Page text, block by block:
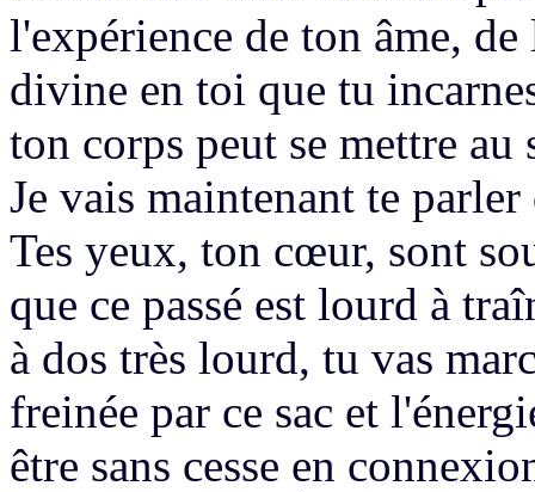
l'expérience de ton âme,
divine en toi que tu
ton corps peut se mettre
Je vais maintenant te parler
Tes yeux, ton cœur, sont
que ce passé est lourd à
à dos très lourd, tu vas
freinée par ce sac et
être sans cesse en